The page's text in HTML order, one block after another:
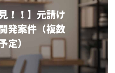
＜必須＞ ・Laravelを用いた業
業務経験3年以上 ・GitHubの使
・テスト仕様書の作成経験 ・タ
たコミニケーション ・コミュニ
ントのヒアリング・調整業務が
開発経験(実務経験なくても個人
前向きな方であればOKです) ＜